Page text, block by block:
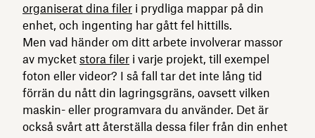
organiserat dina filer i prydliga mappar på din
enhet, och ingenting har gått fel hittills.
Men vad händer om ditt arbete involverar massor
av mycket stora filer i varje projekt, till exempel
foton eller videor? I så fall tar det inte lång tid
förrän du nått din lagringsgräns, oavsett vilken
maskin- eller programvara du använder. Det är
också svårt att återställa dessa filer från din enhet